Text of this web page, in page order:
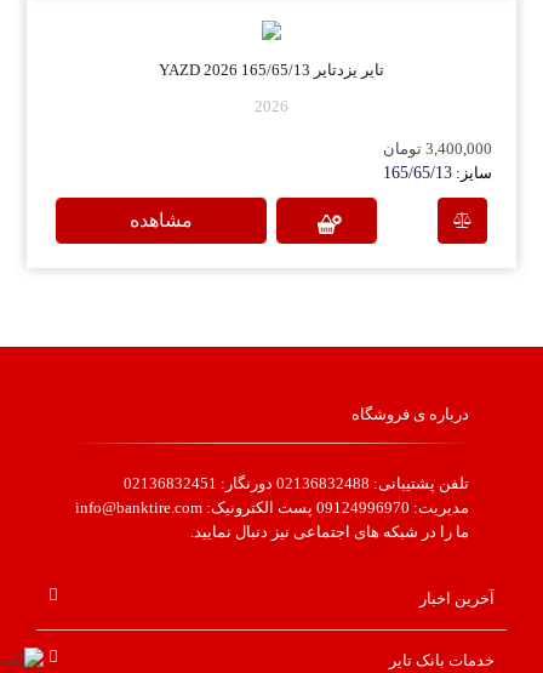
تایر یزدتایر 165/65/13 YAZD 2026
2026
3,400,000 تومان
سایز: 165/65/13
مشاهده
درباره ی فروشگاه
تلفن پشتیبانی: 02136832488 دورنگار: 02136832451
مدیریت: 09124996970 پست الکترونیک: info@banktire.com
ما را در شبکه های اجتماعی نیز دنبال نمایید.
آخرین اخبار
خدمات بانک تایر